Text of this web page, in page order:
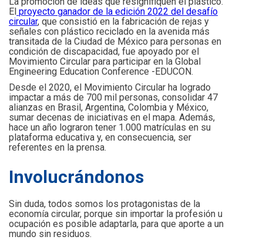
El proyecto ganador de la edición 2022 del desafío
circular, que consistió en la fabricación de rejas y
señales con plástico reciclado en la avenida más
transitada de la Ciudad de México para personas en
condición de discapacidad, fue apoyado por el
Movimiento Circular para participar en la Global
Engineering Education Conference -EDUCON.
Desde el 2020, el Movimiento Circular ha logrado
impactar a más de 700 mil personas, consolidar 47
alianzas en Brasil, Argentina, Colombia y México,
sumar decenas de iniciativas en el mapa. Además,
hace un año lograron tener 1.000 matrículas en su
plataforma educativa y, en consecuencia, ser
referentes en la prensa.
Involucrándonos
Sin duda, todos somos los protagonistas de la
economía circular, porque sin importar la profesión u
ocupación es posible adaptarla, para que aporte a un
mundo sin residuos.